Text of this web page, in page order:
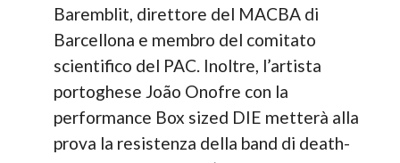
Baremblit, direttore del MACBA di
Barcellona e membro del comitato
scientifico del PAC. Inoltre, l’artista
portoghese João Onofre con la
performance Box sized DIE metterà alla
prova la resistenza della band di death-